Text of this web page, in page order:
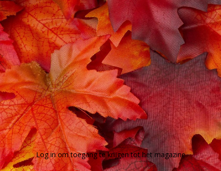
Log in om toegang te krijgen tot het magazine